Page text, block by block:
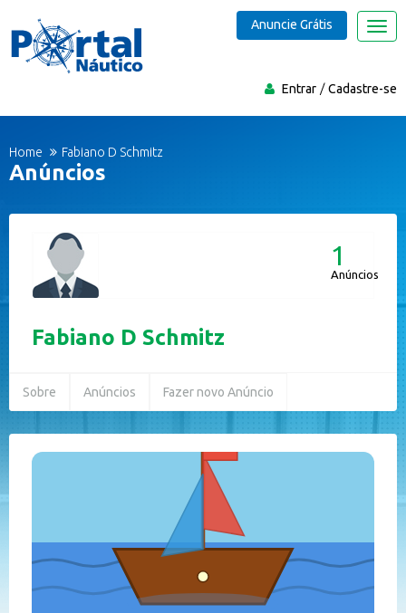
Entrar Cadastre-se
Anuncie Grátis
Home Fabiano D Schmitz
Anúncios
Fabiano D Schmitz
1
Anúncios
Sobre Anúncios Fazer novo Anúncio